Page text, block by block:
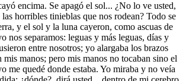
encima. Se apagó el sol... ¿No lo ve usted,
horribles tinieblas que nos rodean? Todo se
y el sol y la luna cayeron, como ascuas de
nos separamos: leguas y más leguas, días y
entre nosotros; yo alargaba los brazos
mis manos; pero mis manos no tocaban sino el
me quedé donde estaba. Yo miraba y no veía